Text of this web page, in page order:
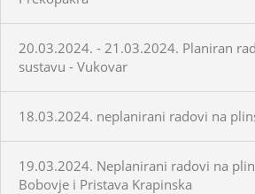
20.03.2024. - 21.03.2024. Planiran
sustavu - Vukovar
18.03.2024. neplanirani radovi na
19.03.2024. Neplanirani radovi na
Bobovje i Pristava Krapinska